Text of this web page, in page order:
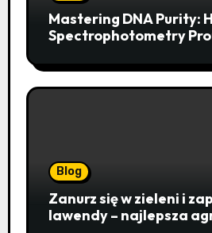
Mastering DNA Purity:
Spectrophotometry
Blog
Zanurz się w zieleni i
lawendy – najlepsza